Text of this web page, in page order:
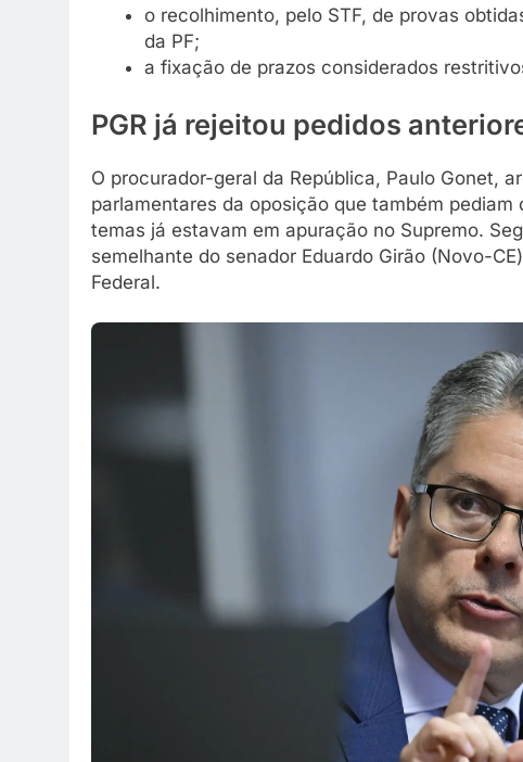
o recolhimento, pelo STF, de provas
da PF;
a fixação de prazos considerados
PGR já rejeitou pedidos
O procurador-geral da República, Paulo Gonet,
parlamentares da oposição que também
temas já estavam em apuração no Supremo.
semelhante do senador Eduardo Girão (Novo-
Federal.